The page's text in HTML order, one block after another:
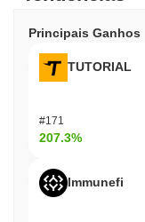
Principais Ganhos
TUTORIAL
#171
207.3%
Immunefi